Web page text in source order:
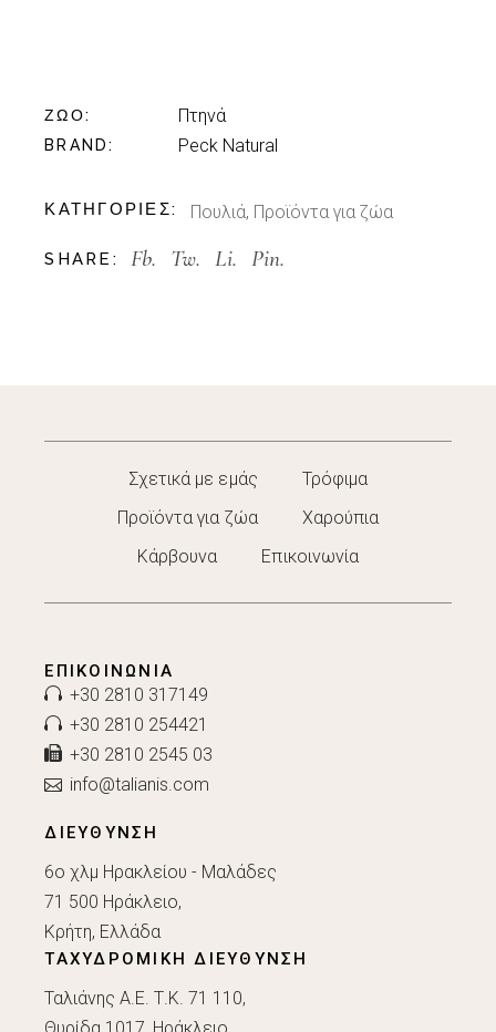
ΖΏΟ Πτηνά
BRAND Peck Natural
ΚΑΤΗΓΟΡΊΕΣ: Πουλιά, Προϊόντα για ζώα
SHARE: Fb. Tw. Li. Pin.
Σχετικά με εμάς
Τρόφιμα
Προϊόντα για ζώα
Χαρούπια
Κάρβουνα
Επικοινωνία
ΕΠΙΚΟΙΝΩΝΊΑ
+30 2810 317149
+30 2810 254421
+30 2810 2545 03
info@talianis.com
ΔΙΕΥΘΥΝΣΗ
6ο χλμ Ηρακλείου - Μαλάδες
71 500 Ηράκλειο,
Κρήτη, Ελλάδα
ΤΑΧΥΔΡΟΜΙΚΗ ΔΙΕΥΘΥΝΣΗ
Ταλιάνης Α.Ε. Τ.Κ. 71 110,